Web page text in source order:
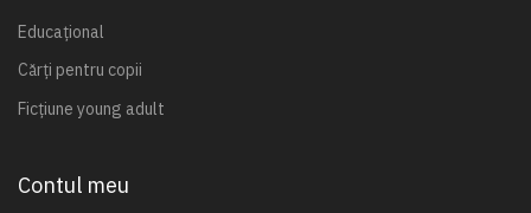
Educațional
Cărți pentru copii
Ficțiune young adult
Contul meu